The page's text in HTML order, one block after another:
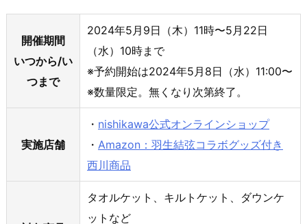
開催期間
いつから/い
つまで
2024年5月9日（木）11時〜5月22日
（水）10時まで
※予約開始は2024年5月8日（水）11:00〜
※数量限定。無くなり次第終了。
実施店舗
・ nishikawa公式オンラインショップ
・ Amazon：羽生結弦コラボグッズ付き
西川商品
タオルケット、キルトケット、ダウンケ
ットなど